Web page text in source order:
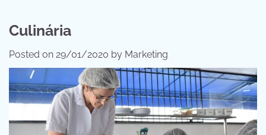
Culinária
Posted on 29/01/2020 by Marketing